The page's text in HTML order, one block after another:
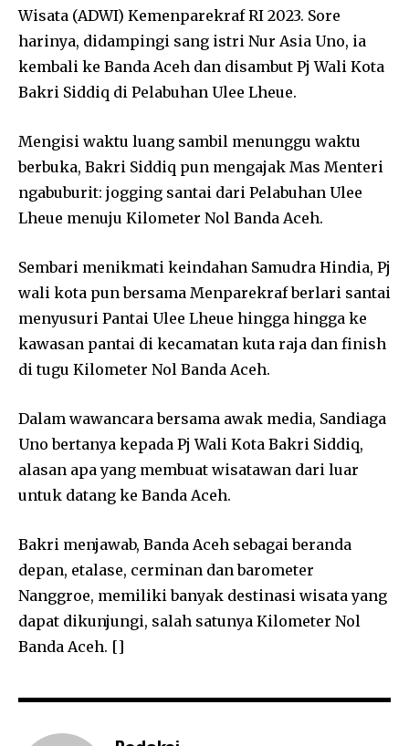
Wisata (ADWI) Kemenparekraf RI 2023. Sore
harinya, didampingi sang istri Nur Asia Uno, ia
kembali ke Banda Aceh dan disambut Pj Wali Kota
Bakri Siddiq di Pelabuhan Ulee Lheue.
Mengisi waktu luang sambil menunggu waktu
berbuka, Bakri Siddiq pun mengajak Mas Menteri
ngabuburit: jogging santai dari Pelabuhan Ulee
Lheue menuju Kilometer Nol Banda Aceh.
Sembari menikmati keindahan Samudra Hindia, Pj
wali kota pun bersama Menparekraf berlari santai
menyusuri Pantai Ulee Lheue hingga hingga ke
kawasan pantai di kecamatan kuta raja dan finish
di tugu Kilometer Nol Banda Aceh.
Dalam wawancara bersama awak media, Sandiaga
Uno bertanya kepada Pj Wali Kota Bakri Siddiq,
alasan apa yang membuat wisatawan dari luar
untuk datang ke Banda Aceh.
Bakri menjawab, Banda Aceh sebagai beranda
depan, etalase, cerminan dan barometer
Nanggroe, memiliki banyak destinasi wisata yang
dapat dikunjungi, salah satunya Kilometer Nol
Banda Aceh. []